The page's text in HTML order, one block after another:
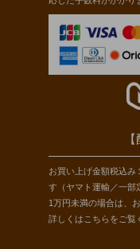
お買い上げ金額税込み
す（ヤマト運輸／一部
1万円未満の場合は、
詳しくは こちらをご覧